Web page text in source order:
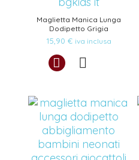
Maglietta Manica Lunga
Dodipetto Grigia
15,90 € iva inclusa